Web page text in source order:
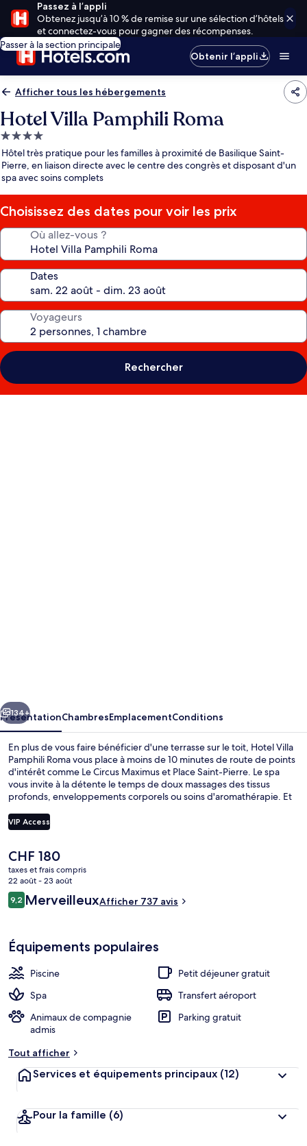
Passez à l’appli
Obtenez jusqu’à 10 % de remise sur une sélection d’hôtels
et connectez-vous pour gagner des récompenses.
Passer à la section principale
Obtenir l’appli
Afficher tous les hébergements
Hotel Villa Pamphili Roma
Hébergement
4.0 étoiles
Hôtel très pratique pour les familles à proximité de Basilique Saint-
Pierre, en liaison directe avec le centre des congrès et disposant d'un
spa avec soins complets
Choisissez des dates pour voir les prix
Où allez-vous ?
Dates
Voyageurs
Rechercher
Suivant
134+
PrésentationChambresEmplacementConditions
En plus de vous faire bénéficier d'une terrasse sur le toit, Hotel Villa
Pamphili Roma vous place à moins de 10 minutes de route de points
d'intérêt comme Le Circus Maximus et Place Saint-Pierre. Le spa
vous invite à la détente le temps de doux massages des tissus
profonds, enveloppements corporels ou soins d'aromathérapie. Et
vous sont servies à l'établissement Ristorante AcquaViva, qui est
ouvert à l'heure du petit déjeuner, du déjeuner et du dîner. Parmi
bars/lounges, un bar en bord de piscine et une salle de fitness. Les
autres voyageurs ne tarissent pas d'éloges en ce qui concerne la
piscine rafraîchissante et le personnel attentionné. Les transports
publics sont tout proches. Arrêt de tram Casaletto se situe à
seulement 14 min à pied.
VIP Access
Le
prix
actuel
est
de
CHF 180
taxes et frais compris
22 août - 23 août
Avis
voyageurs
9,29,2 sur 10
MerveilleuxAfficher 737 avis
Équipements populaires
Piscine
Petit déjeuner gratuit
Spa
Transfert aéroport
Animaux de compagnie
admis
Parking gratuit
Tout afficher
Services et équipements principaux (12)
Pour la famille (6)